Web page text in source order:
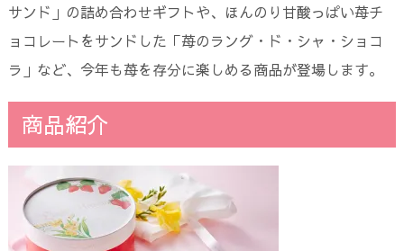
サンド」の詰め合わせギフトや、ほんのり甘酸っぱい苺チ
ョコレートをサンドした「苺のラング・ド・シャ・ショコ
ラ」など、今年も苺を存分に楽しめる商品が登場します。
商品紹介